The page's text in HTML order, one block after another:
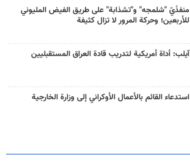
منفذَيّ "شلمجه" و"تشذابة" على طريق الفيض المليوني
للأربعين؛ وحركة المرور لا تزال كثيفة
آيلب: أداة أمريكية لتدريب قادة العراق المستقبليين
استدعاء القائم بالأعمال الأوكراني إلى وزارة الخارجية